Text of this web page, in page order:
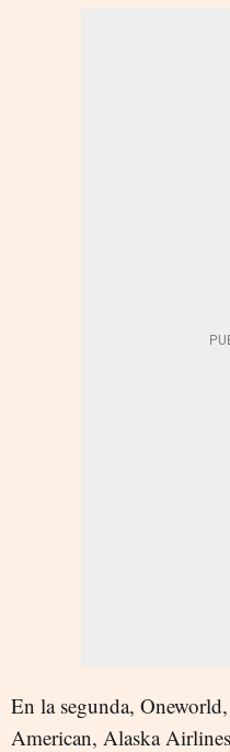
En la segunda,
American, Alaska